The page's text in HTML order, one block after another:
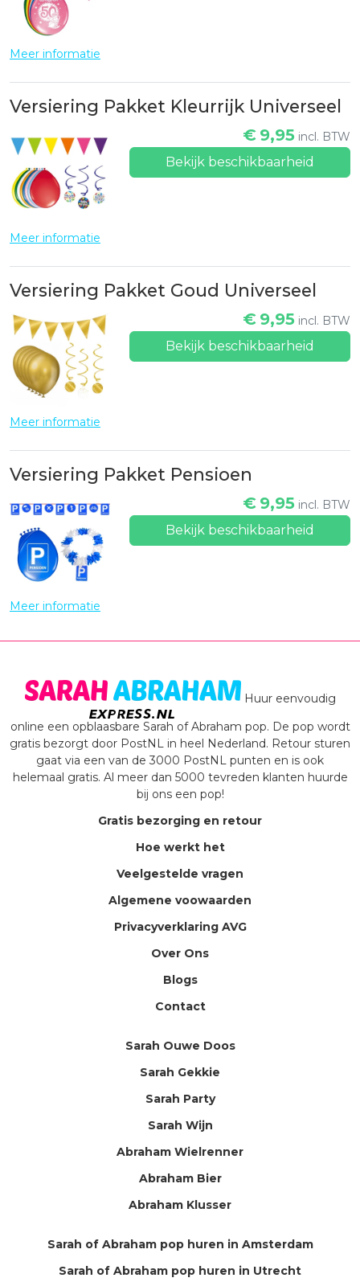
Meer informatie
Versiering Pakket Kleurrijk Universeel
€ 9,95 incl. BTW
Bekijk beschikbaarheid
Meer informatie
Versiering Pakket Goud Universeel
€ 9,95 incl. BTW
Bekijk beschikbaarheid
Meer informatie
Versiering Pakket Pensioen
€ 9,95 incl. BTW
Bekijk beschikbaarheid
Meer informatie
Huur eenvoudig
online een opblaasbare Sarah of Abraham pop. De pop wordt
gratis bezorgt door PostNL in heel Nederland. Retour sturen
gaat via een van de 3000 PostNL punten en is ook
helemaal gratis. Al meer dan 5000 tevreden klanten huurde
bij ons een pop!
Gratis bezorging en retour
Hoe werkt het
Veelgestelde vragen
Algemene voowaarden
Privacyverklaring AVG
Over Ons
Blogs
Contact
Sarah Ouwe Doos
Sarah Gekkie
Sarah Party
Sarah Wijn
Abraham Wielrenner
Abraham Bier
Abraham Klusser
Sarah of Abraham pop huren in Amsterdam
Sarah of Abraham pop huren in Utrecht